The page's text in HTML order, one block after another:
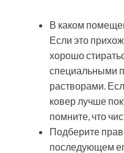
В каком
Если это
хорошо
специальными
растворами.
ковер лучше
помните, что
Подберите
последующем